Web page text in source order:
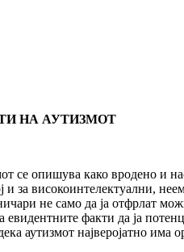
НА АУТИЗМОТ
се опишува како вродено и
за високоинтелектуални,
не само да ја отфрлат
евидентните факти да ја
аутизмот најверојатно има